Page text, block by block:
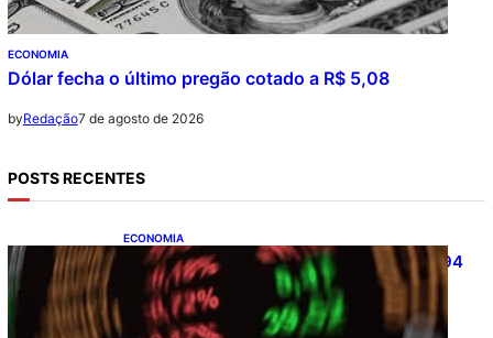
ECONOMIA
Dólar fecha o último pregão cotado a R$ 5,08
byRedação7 de agosto de 2026
POSTS RECENTES
ECONOMIA
Ibovespa fecha último pregão aos 172.494
pontos